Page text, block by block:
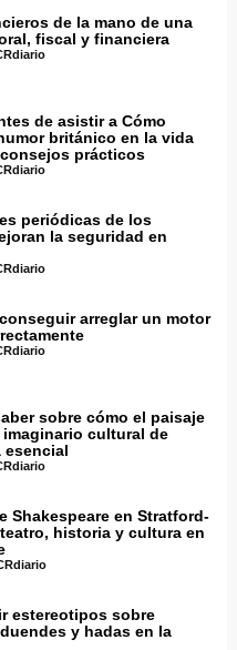
de la mano de una
fiscal y financiera
de asistir a Cómo
británico en la vida
prácticos
periódicas de los
la seguridad en
arreglar un motor
sobre cómo el paisaje
cultural de
esencial
Shakespeare en Stratford-
historia y cultura en
estereotipos sobre
y hadas en la